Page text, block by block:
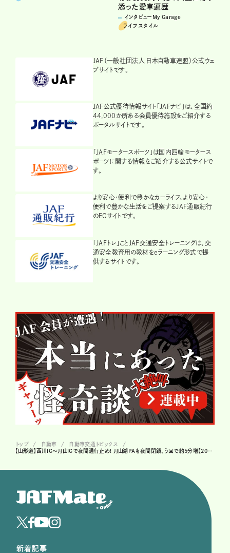
添った愛車遍歴
インタビューMy Garage
ライフスタイル
JAF（一般社団法人 日本自動車連盟）公式ウェ
ブサイトです。
JAF公式優待情報サイト「JAFナビ」は、全国約
44,000か所ある会員優待施設をご紹介する
ポータルサイトです。
「JAFモータースポーツ」は国内四輪モータース
ポーツに関する情報をご紹介する公式サイトで
す。
より安心・便利で豊かなカーライフ、より安心・
便利で豊かな生活をご提案するJAF通販紀行
のECサイトです。
「JAFトレ」ことJAF交通安全トレーニングは、交
通安全教育用の教材をeラーニング形式で提
供するサイトです。
トップ 自動車
自動車交通トピックス
【山形道】西川IC～月山ICで夜間通行止め! 月山湖PAも夜間閉鎖、う回で約5分増【2026年7月】
新着記事